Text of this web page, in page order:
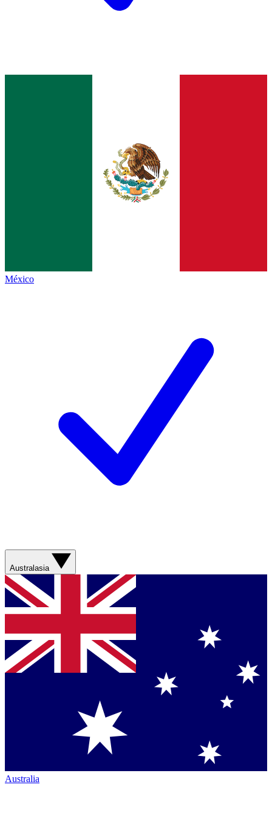
México
Australasia
Australia